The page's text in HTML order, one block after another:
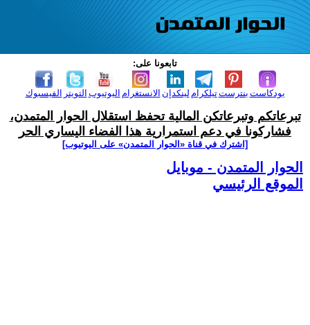
تابعونا على:
الفيسبوك التويتر اليوتيوب الانستغرام لينكدإن تيلكرامبنترست بودكاست
تبرعاتكم وتبرعاتكن المالية تحفظ استقلال الحوار المتمدن،
فشاركونا في دعم استمرارية هذا الفضاء اليساري الحر
[اشترك في قناة ‫«الحوار المتمدن» على اليوتيوب]
الحوار المتمدن - موبايل
الموقع الرئيسي